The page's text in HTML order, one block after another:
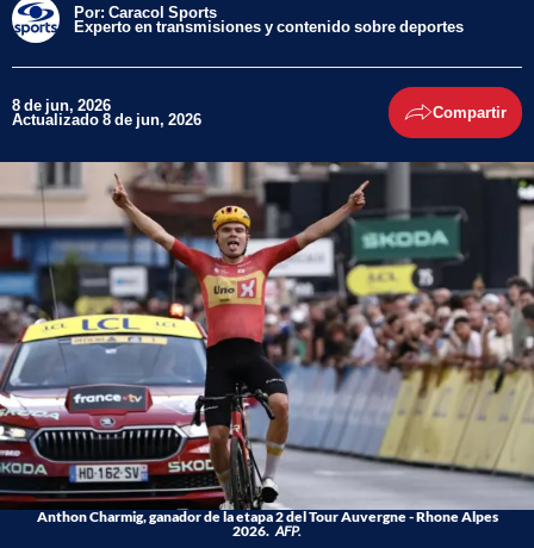
Por: Caracol Sports
Experto en transmisiones y contenido sobre deportes
8 de jun, 2026
Actualizado 8 de jun, 2026 Compartir
Anthon Charmig, ganador de la etapa 2 del Tour Auvergne - Rhone Alpes
2026. AFP.